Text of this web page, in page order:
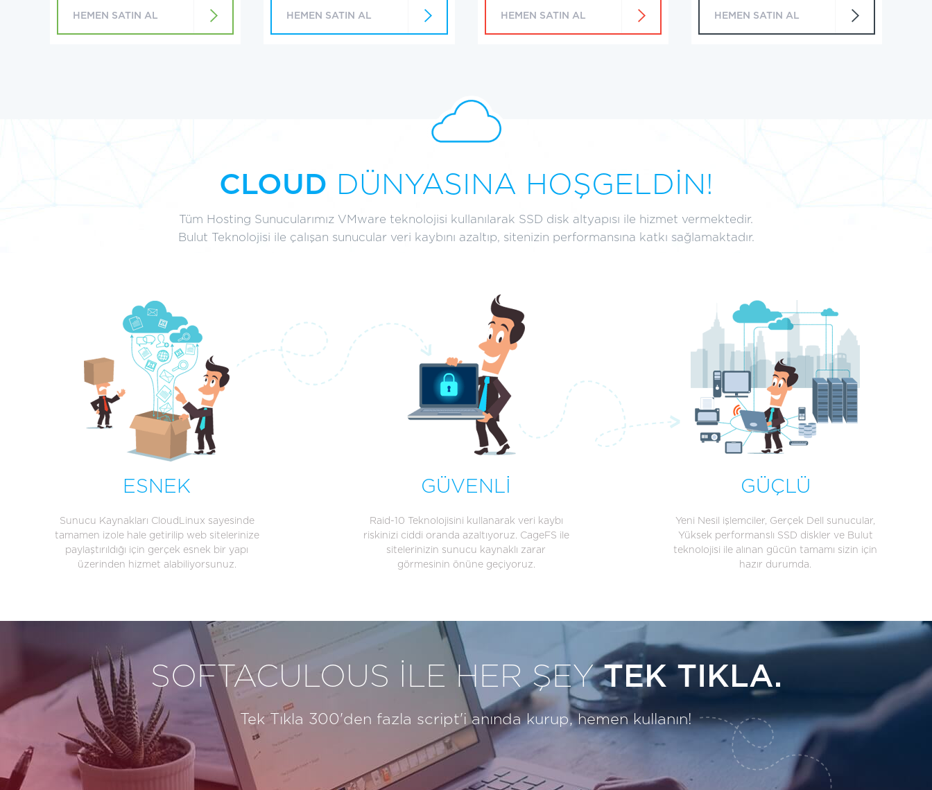
HEMEN SATIN AL HEMEN SATIN AL HEMEN SATIN AL HEMEN SATIN AL
CLOUD DÜNYASINA HOŞGELDİN!
Tüm Hosting Sunucularımız VMware teknolojisi kullanılarak SSD disk altyapısı ile hizmet vermektedir.
Bulut Teknolojisi ile çalışan sunucular veri kaybını azaltıp, sitenizin performansına katkı sağlamaktadır.
ESNEK
Sunucu Kaynakları CloudLinux sayesinde
tamamen izole hale getirilip web sitelerinize
paylaştırıldığı için gerçek esnek bir yapı
üzerinden hizmet alabiliyorsunuz.
GÜVENLİ
Raid-10 Teknolojisini kullanarak veri kaybı
riskinizi ciddi oranda azaltıyoruz. CageFS ile
sitelerinizin sunucu kaynaklı zarar
görmesinin önüne geçiyoruz.
GÜÇLÜ
Yeni Nesil işlemciler, Gerçek Dell sunucular,
Yüksek performanslı SSD diskler ve Bulut
teknolojisi ile alınan gücün tamamı sizin için
hazır durumda.
SOFTACULOUS İLE HER ŞEYTEK TIKLA.
Tek Tıkla 300'den fazla script'i anında kurup, hemen kullanın!